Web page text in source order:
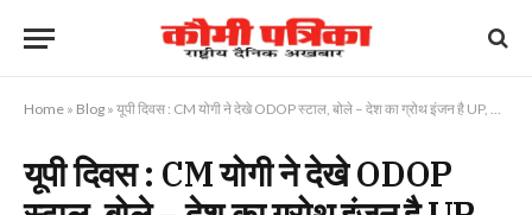
Home » Blog » यूपी दिवस : CM योगी ने देखे ODOP स्टाल, बोले – देश का ग्रोथ इंजन है UP, PM मोदी का विजन हो रहा साकार
यूपी दिवस : CM योगी ने देखे ODOP